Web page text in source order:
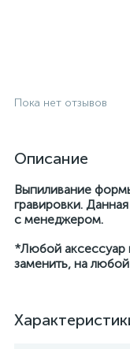
Пока нет отзывов
Описание
Выпиливание
гравировки.
с менеджером.
*Любой аксессуар
заменить, на любой